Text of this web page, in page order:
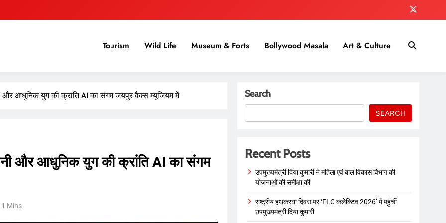
Tourism Wild Life Museum & Forts Bollywood Masala Art & Culture
और आधुनिक युग की क्रांति AI का संगम जयपुर वैक्स म्यूजियम में
रानी और आधुनिक युग की क्रांति AI का संगम
1 Mins
Search
SEARCH
Recent Posts
उपमुख्यमंत्री दिया कुमारी ने महिला एवं बाल विकास विभाग की
योजनाओं की समीक्षा की
राष्ट्रीय हथकरघा दिवस पर ‘FLO कलेक्टिव 2026’ में पहुंचीं
उपमुख्यमंत्री दिया कुमारी